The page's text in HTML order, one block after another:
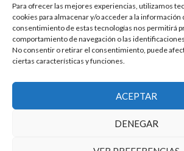
Para ofrecer las mejores experiencias, utilizamos
cookies para almacenar y/o acceder a la información
consentimiento de estas tecnologías nos permitirá
comportamiento de navegación o las
No consentir o retirar el consentimiento, puede
ciertas características y funciones.
ACEPTAR
DENEGAR
© 2026 Compostela
Financiado por la Unión Europea con
Digital por los fondos Next